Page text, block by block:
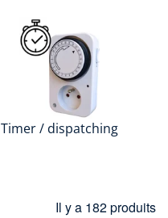
Timer / dispatching
Il y a 182 produits